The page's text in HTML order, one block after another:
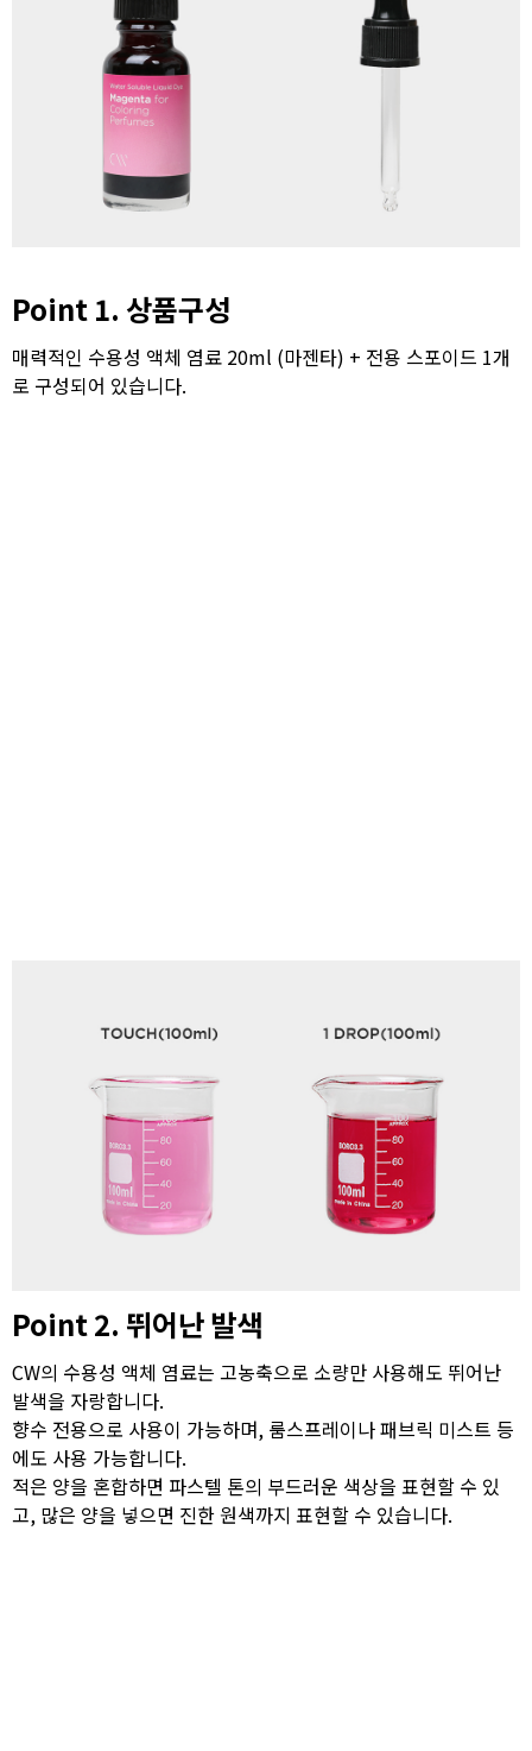
Point 1. 상품구성
매력적인 수용성 액체 염료 20ml (마젠타) + 전용 스포이드 1개
로 구성되어 있습니다.
Point 2. 뛰어난 발색
CW의 수용성 액체 염료는 고농축으로 소량만 사용해도 뛰어난
발색을 자랑합니다.
향수 전용으로 사용이 가능하며, 룸스프레이나 패브릭 미스트 등
에도 사용 가능합니다.
적은 양을 혼합하면 파스텔 톤의 부드러운 색상을 표현할 수 있
고, 많은 양을 넣으면 진한 원색까지 표현할 수 있습니다.